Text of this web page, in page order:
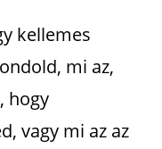
kellemes
mi az,
hogy
vagy mi az az